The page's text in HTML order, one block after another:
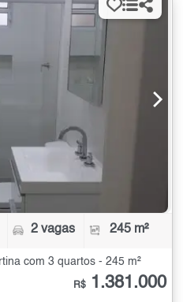
2 vagas 245 m²
com 3 quartos - 245 m²
R$ 1.381.000